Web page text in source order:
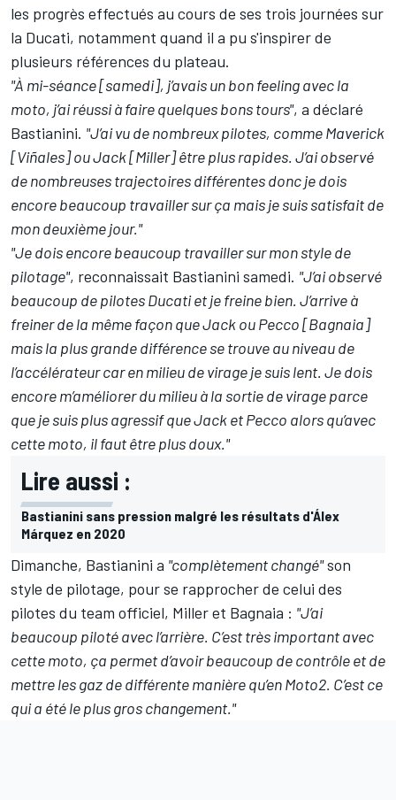
les progrès effectués au cours de ses trois journées sur
la Ducati, notamment quand il a pu s'inspirer de
plusieurs références du plateau.
"À mi-séance [samedi], j’avais un bon feeling avec la
moto, j’ai réussi à faire quelques bons tours", a déclaré
Bastianini. "J’ai vu de nombreux pilotes, comme Maverick
[Viñales] ou Jack [Miller] être plus rapides. J’ai observé
de nombreuses trajectoires différentes donc je dois
encore beaucoup travailler sur ça mais je suis satisfait de
mon deuxième jour."
"Je dois encore beaucoup travailler sur mon style de
pilotage", reconnaissait Bastianini samedi. "J’ai observé
beaucoup de pilotes Ducati et je freine bien. J’arrive à
freiner de la même façon que Jack ou Pecco [Bagnaia]
mais la plus grande différence se trouve au niveau de
l’accélérateur car en milieu de virage je suis lent. Je dois
encore m’améliorer du milieu à la sortie de virage parce
que je suis plus agressif que Jack et Pecco alors qu’avec
cette moto, il faut être plus doux."
Lire aussi :
Bastianini sans pression malgré les résultats d'Álex
Márquez en 2020
Dimanche, Bastianini a "complètement changé"son
style de pilotage, pour se rapprocher de celui des
pilotes du team officiel, Miller et Bagnaia : "J’ai
beaucoup piloté avec l’arrière. C’est très important avec
cette moto, ça permet d’avoir beaucoup de contrôle et de
mettre les gaz de différente manière qu’en Moto2. C’est ce
qui a été le plus gros changement."